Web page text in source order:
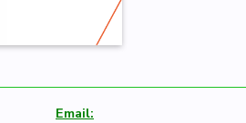
Email: